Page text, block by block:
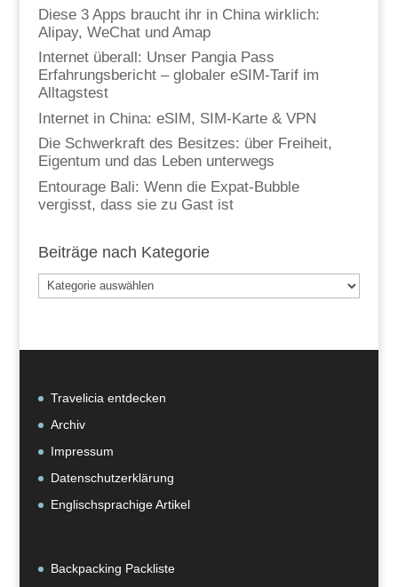
Diese 3 Apps braucht ihr in China wirklich:
Alipay, WeChat und Amap
Internet überall: Unser Pangia Pass
Erfahrungsbericht – globaler eSIM-Tarif im
Alltagstest
Internet in China: eSIM, SIM-Karte & VPN
Die Schwerkraft des Besitzes: über Freiheit,
Eigentum und das Leben unterwegs
Entourage Bali: Wenn die Expat-Bubble
vergisst, dass sie zu Gast ist
Beiträge nach Kategorie
Beiträge
nach
Travelicia entdecken
Archiv
Impressum
Datenschutzerklärung
Englischsprachige Artikel
Backpacking Packliste